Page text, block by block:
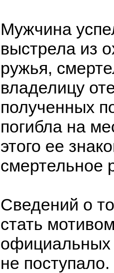
Мужчина
выстрела из
ружья,
владелицу
полученных
погибла на
этого ее
смертельное
Сведений о
стать
официальных
не поступало.